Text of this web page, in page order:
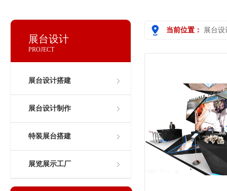
当前位置： 展台设
展台设计
PROJECT
展台设计搭建
展台设计制作
特装展台搭建
展览展示工厂